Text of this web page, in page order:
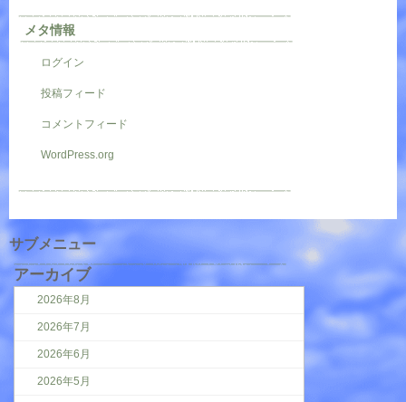
メタ情報
ログイン
投稿フィード
コメントフィード
WordPress.org
サブメニュー
アーカイブ
2026年8月
2026年7月
2026年6月
2026年5月